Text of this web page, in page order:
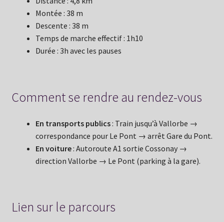
Montée : 38 m
Descente : 38 m
Temps de marche effectif : 1h10
Durée : 3h avec les pauses
Comment se rendre au rendez-vous
En transports publics: Train jusqu’à Vallorbe →
correspondance pour Le Pont → arrêt Gare du Pont.
En voiture: Autoroute A1 sortie Cossonay →
direction Vallorbe → Le Pont (parking à la gare).
Lien sur le parcours